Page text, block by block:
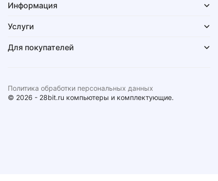
Информация
Услуги
Для покупателей
© 2026 - 28bit.ru компьютеры и комплектующие.
Политика обработки персональных данных